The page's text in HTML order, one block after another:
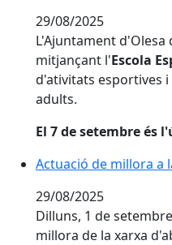
29/08/2025
L'Ajuntament d'Olesa
mitjançant l'Escola
d'ativitats esportives
adults.
El 7 de setembre és
Actuació de millora a
Actuació de millora a
29/08/2025
Dilluns, 1 de
millora de la xarxa